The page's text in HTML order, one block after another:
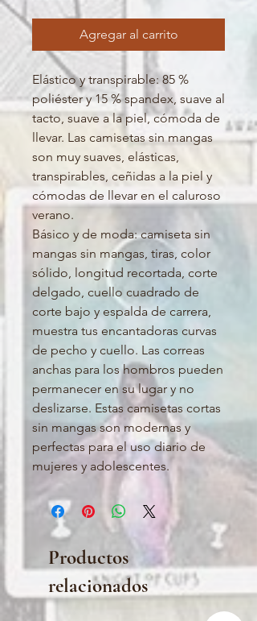
Agregar al carrito
Elástico y transpirable: 85 %
poliéster y 15 % spandex, suave al
tacto, suave a la piel, cómoda de
llevar. Las camisetas sin mangas
son muy suaves, elásticas,
transpirables, ceñidas a la piel y
cómodas de llevar en el caluroso
verano.
Básico y de moda: camiseta sin
mangas sin mangas, tiras, color
sólido, longitud recortada, corte
delgado, cuello cuadrado de
corte bajo y espalda de carrera,
muestra tus encantadoras curvas
de pecho y cuello. Las correas
anchas para los hombros pueden
permanecer en su lugar y no
deslizarse. Estas camisetas cortas
sin mangas son modernas y
perfectas para el uso diario de
mujeres y adolescentes.
Productos
relacionados